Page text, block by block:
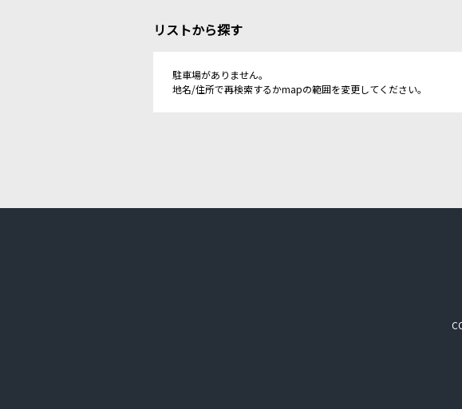
リストから探す
駐車場がありません。
地名/住所で再検索するかmapの範囲を変更してください。